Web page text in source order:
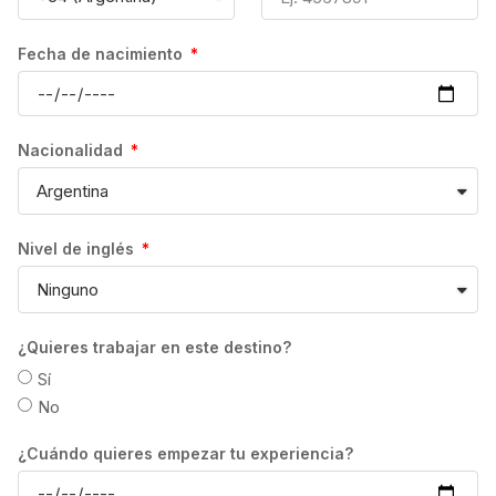
proceder con la reserva.
VACACIONES:
El número de días de vacaciones que tendrás va
a depender, en todo caso, de la escuela en
cuestión; así como del Departamento de
CANCELACIONES:
En caso de cancelación del curso habrá que
atender las condiciones establecidas por cada
una de las escuelas. Estas podrán variar en
como del perfil de cada estudiante.
Fecha de nacimiento
Nacionalidad
Nivel de inglés
¿Quieres trabajar en este destino?
Sí
No
¿Cuándo quieres empezar tu experiencia?